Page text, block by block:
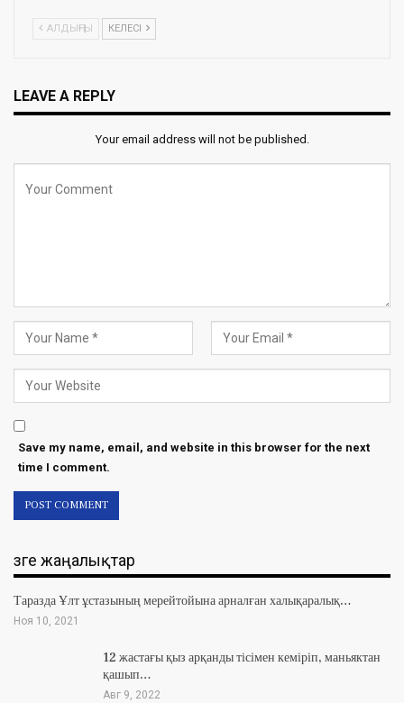
АЛДЫҢҒЫ КЕЛЕСІ
LEAVE A REPLY
Your email address will not be published.
Save my name, email, and website in this browser for the next
time I comment.
Өзге жаңалықтар
Таразда Ұлт ұстазының мерейтойына арналған халықаралық…
Ноя 10, 2021
12 жастағы қыз арқанды тісімен кеміріп, маньяктан
қашып…
Авг 9, 2022